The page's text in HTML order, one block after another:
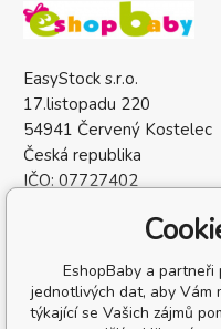
EasyStock s.r.o.
17.listopadu 220
54941 Červený Kostelec
Česká republika
IČO: 07727402
EshopBaby a
jednotlivých dat, aby Vám
týkající se Vašich zájmů